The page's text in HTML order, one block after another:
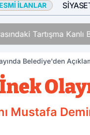
İLANLAR
Tartışma Kanlı
Belediye'den
Mustafa